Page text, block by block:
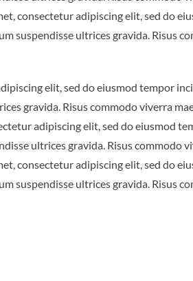
consectetur adipiscing elit, sed do
suspendisse ultrices gravida. Risus
elit, sed do eiusmod tempor
gravida. Risus commodo viverra
adipiscing elit, sed do eiusmod
ultrices gravida. Risus commodo
consectetur adipiscing elit, sed do
suspendisse ultrices gravida. Risus